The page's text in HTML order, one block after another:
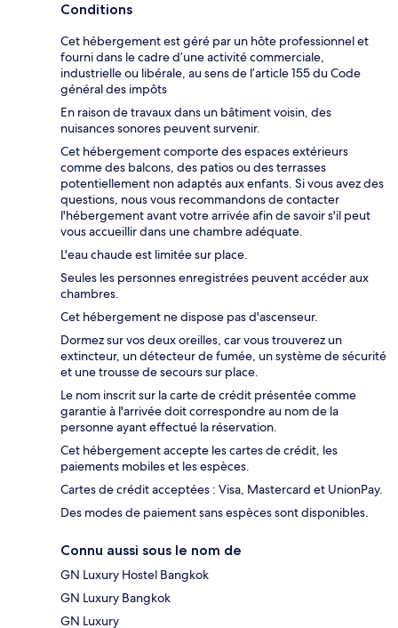
Conditions
Cet hébergement est géré par un hôte professionnel et
fourni dans le cadre d’une activité commerciale,
industrielle ou libérale, au sens de l’article 155 du Code
général des impôts
En raison de travaux dans un bâtiment voisin, des
nuisances sonores peuvent survenir.
Cet hébergement comporte des espaces extérieurs
comme des balcons, des patios ou des terrasses
potentiellement non adaptés aux enfants. Si vous avez des
questions, nous vous recommandons de contacter
l'hébergement avant votre arrivée afin de savoir s'il peut
vous accueillir dans une chambre adéquate.
L'eau chaude est limitée sur place.
Seules les personnes enregistrées peuvent accéder aux
chambres.
Cet hébergement ne dispose pas d'ascenseur.
Dormez sur vos deux oreilles, car vous trouverez un
extincteur, un détecteur de fumée, un système de sécurité
et une trousse de secours sur place.
Le nom inscrit sur la carte de crédit présentée comme
garantie à l'arrivée doit correspondre au nom de la
personne ayant effectué la réservation.
Cet hébergement accepte les cartes de crédit, les
paiements mobiles et les espèces.
Cartes de crédit acceptées : Visa, Mastercard et UnionPay.
Des modes de paiement sans espèces sont disponibles.
Connu aussi sous le nom de
GN Luxury Hostel Bangkok
GN Luxury Bangkok
GN Luxury